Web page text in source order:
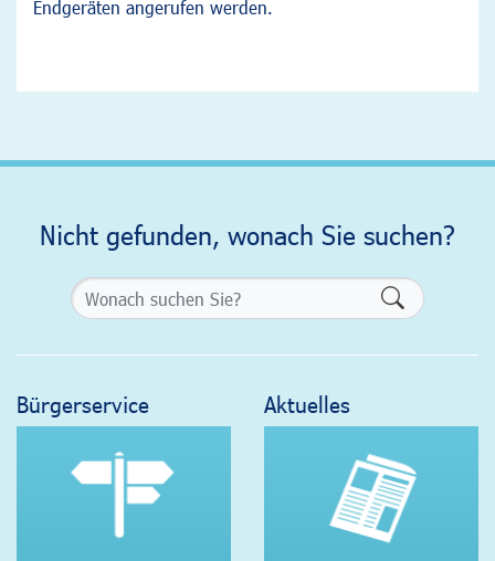
Endgeräten angerufen werden.
Nicht gefunden, wonach Sie suchen?
Bürgerservice Aktuelles